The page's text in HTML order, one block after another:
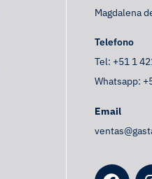
Magdalena
Telefono
Tel: +51 1
Whatsapp:
Email